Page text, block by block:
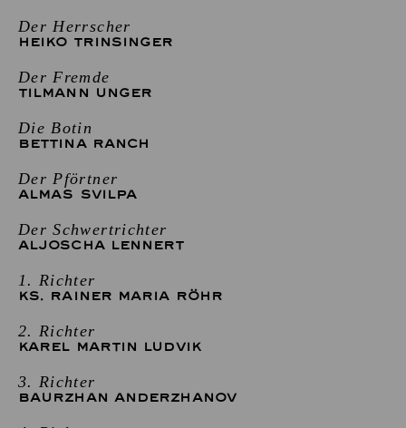
Der Herrscher
HEIKO TRINSINGER
Der Fremde
TILMANN UNGER
Die Botin
BETTINA RANCH
Der Pförtner
ALMAS SVILPA
Der Schwertrichter
ALJOSCHA LENNERT
1. Richter
KS. RAINER MARIA RÖHR
2. Richter
KAREL MARTIN LUDVIK
3. Richter
BAURZHAN ANDERZHANOV